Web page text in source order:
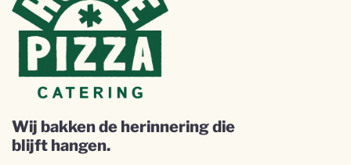
Wij bakken de herinnering die
blijft hangen.